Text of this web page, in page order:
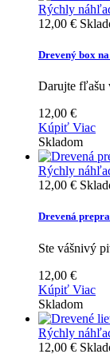
Rýchly
12,00 €
Drevený box
Darujte fľašu
12,00 €
Kúpiť Viac
Skladom
Rýchly
12,00 €
Drevená
Ste vášnivý
12,00 €
Kúpiť Viac
Skladom
Rýchly
12,00 €